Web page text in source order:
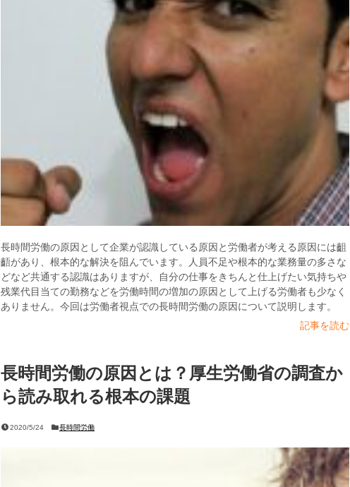
長時間労働の原因として企業が認識している原因と労働者が考える原因には齟
齬があり、根本的な解決を阻んでいます。人員不足や根本的な業務量の多さな
どなど共通する認識はありますが、自分の仕事をきちんと仕上げたい気持ちや
残業代目当ての勤務などを労働時間の増加の原因として上げる労働者も少なく
ありません。今回は労働者視点での長時間労働の原因について説明します。
記事を読む
長時間労働の原因とは？厚生労働省の調査か
ら読み取れる根本の課題
2020/5/24 長時間労働